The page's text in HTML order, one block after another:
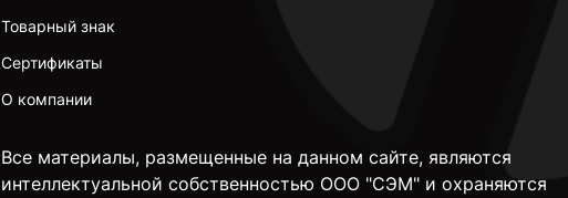
Товарный знак
Сертификаты
О компании
Все материалы, размещенные на данном сайте, являются
интеллектуальной собственностью ООО "СЭМ" и охраняются